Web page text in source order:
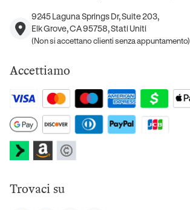
9245 Laguna Springs Dr, Suite 203,
Elk Grove, CA 95758, Stati Uniti
(Non si accettano clienti senza appuntamento)
Accettiamo
Trovaci su